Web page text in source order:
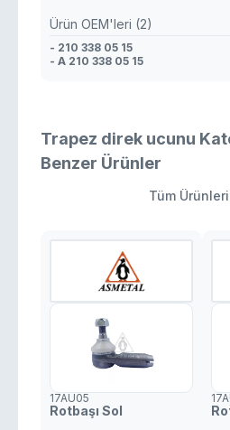
Ürün OEM'leri (2)
- 210 338 05 15
- A 210 338 05 15
Trapez direk ucunu
Benzer Ürünler
Tüm
17AU05
Rotbaşı Sol